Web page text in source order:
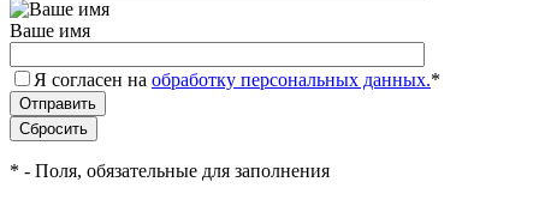
Ваше имя
Я согласен на обработку персональных данных.*
* - Поля, обязательные для заполнения